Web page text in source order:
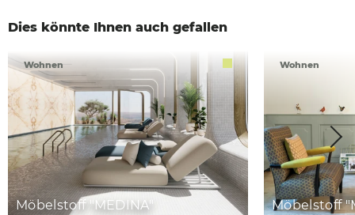
Dies könnte Ihnen auch gefallen
Möbelstoff "MEDINA"
Wohnen
Möbelstoff
Wohnen